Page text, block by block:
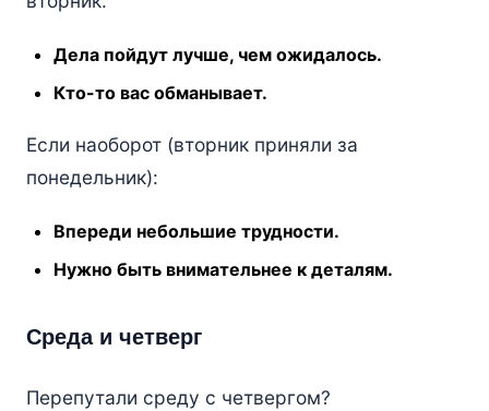
Дела пойдут лучше, чем ожидалось.
Кто-то вас обманывает.
Если наоборот (вторник приняли за
понедельник):
Впереди небольшие трудности.
Нужно быть внимательнее к деталям.
Среда и четверг
Перепутали среду с четвергом?